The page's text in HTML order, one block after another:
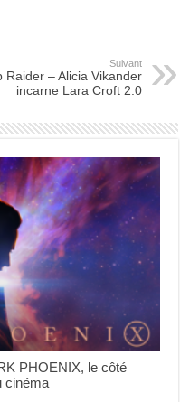
Suivant
Raider – Alicia Vikander
incarne Lara Croft 2.0
PHOENIX, le côté
cinéma